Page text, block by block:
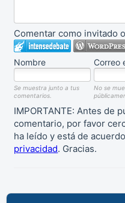
Comentar como invitado
Nombre Correo
Se muestra junto a tus
comentarios.
No se
IMPORTANTE: Antes de
comentario, por favor
ha leído y está de
privacidad. Gracias.